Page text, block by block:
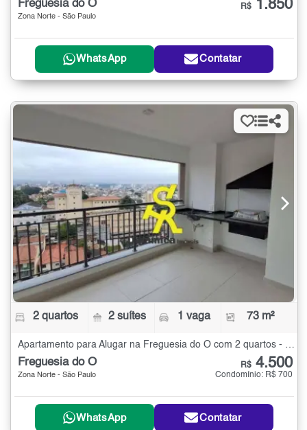
Freguesia do Ó
Zona Norte - São Paulo
R$ 1.850
WhatsApp Contatar
2 quartos 2 suítes 1 vaga 73 m²
Apartamento para Alugar na Freguesia do Ó com 2 quartos - 73 m²
Freguesia do Ó
Zona Norte - São Paulo
R$ 4.500
Condomínio: R$ 700
WhatsApp Contatar